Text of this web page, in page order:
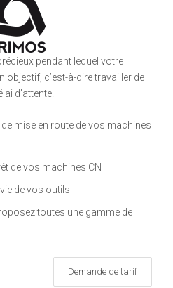
pendant lequel votre
objectif, c’est-à-dire travailler de
d’attente.
mise en route de vos machines
de vos machines CN
de vos outils
toutes une gamme de
Demande de tarif